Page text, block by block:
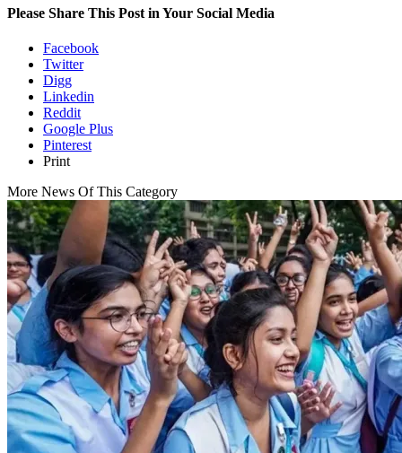
Please Share This Post in Your Social Media
Facebook
Twitter
Digg
Linkedin
Reddit
Google Plus
Pinterest
Print
More News Of This Category